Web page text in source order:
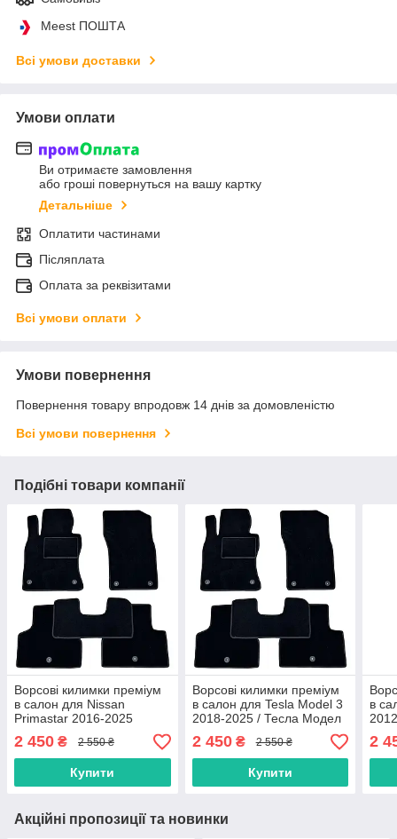
Meest ПОШТА
Всі умови доставки
Умови оплати
Ви отримаєте замовлення
або гроші повернуться на вашу картку
Детальніше
Оплатити частинами
Післяплата
Оплата за реквізитами
Всі умови оплати
Умови повернення
Повернення товару впродовж 14 днів за домовленістю
Всі умови повернення
Подібні товари компанії
Ворсові килимки преміум
в салон для Nissan
Primastar 2016-2025
(NV300) з вухом між
сидіннями / Нісан
Прімастар килимки
2 450 ₴ 2 550 ₴
Купити
Ворсові килимки преміум
в салон для Tesla Model 3
2018-2025 / Тесла Модел
3 килимки
2 450₴ 2 550 ₴
Купити
в
С
2
Акційні пропозиції та новинки